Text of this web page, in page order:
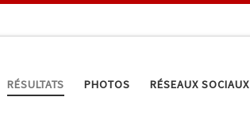
RÉSULTATS PHOTOS RÉSEAUX SOCIAUX